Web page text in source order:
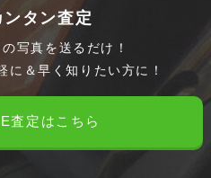
タン査定
写真を送るだけ！
に＆早く知りたい方に！
査定はこちら